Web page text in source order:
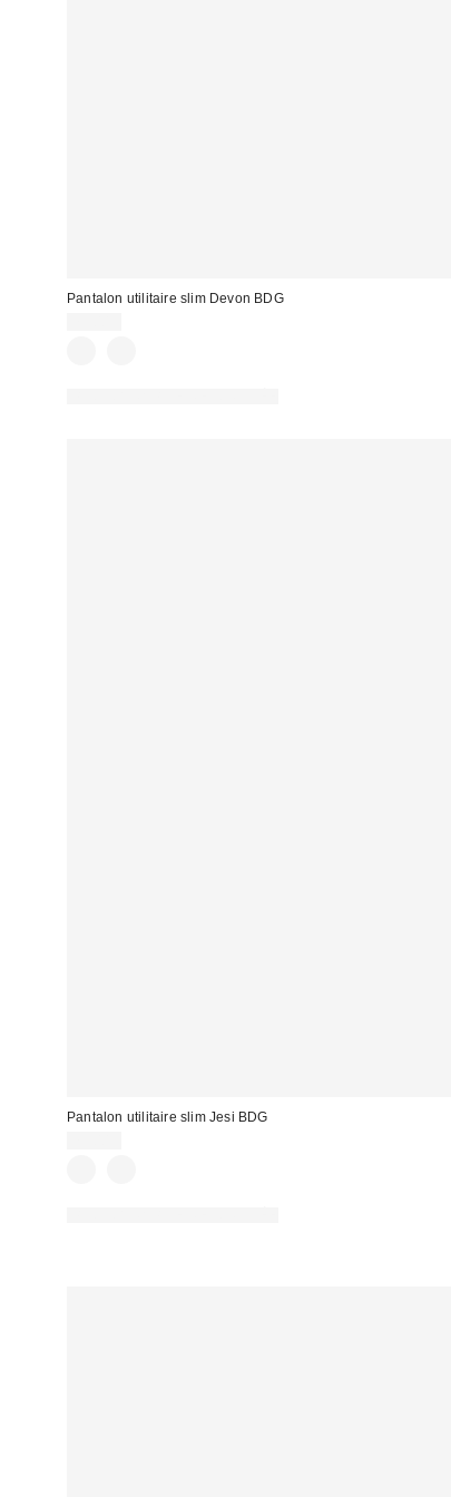
Pantalon utilitaire slim Devon BDG
Pantalon utilitaire slim Jesi BDG